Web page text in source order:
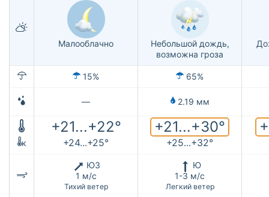
Малооблачно
Небольшой дождь,
возможна гроза
15% 65%
— 2.19 мм
+21...+22° +21...+30°
к +24...+25° +25...+32°
ЮЗ
1 м/с
Тихий ветер
Ю
1-3 м/с
Легкий ветер